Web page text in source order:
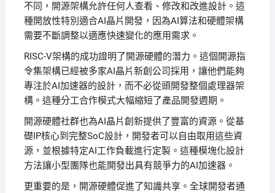
不同，開源架構允許任何人查看、修改和改進設計。這
種開放性特別適合AI晶片開發，因為AI算法和硬體架構
需要不斷調整以適應快速變化的應用需求。
RISC-V架構的成功證明了開源硬體的潛力。這個開源指
令集架構已經被多家AI晶片新創公司採用，讓他們能夠
專注於AI加速器的設計，而不必從頭開發整個處理器架
構。這種分工合作模式大幅縮短了產品開發週期。
開源硬體社群也為AI晶片創新提供了豐富的資源。從基
礎IP核心到完整SoC設計，開發者可以自由取用這些資
源，並根據特定AI工作負載進行定製。這種模塊化設計
方法讓小型團隊也能開發出具有競爭力的AI加速器。
更重要的是，開源硬體促進了知識共享。全球開發者通